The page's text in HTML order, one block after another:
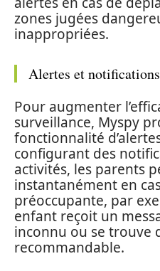
zones jugées
inappropriées.
Alertes et
Pour augmenter
surveillance, Myspy
fonctionnalité
configurant des
activités, les parents
instantanément en
préoccupante, par
enfant reçoit un
inconnu ou se trouve
recommandable.